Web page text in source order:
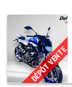
DÉPÔT VENTE